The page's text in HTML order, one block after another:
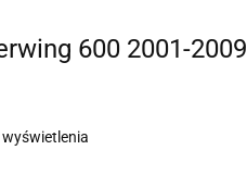
600 2001-2009